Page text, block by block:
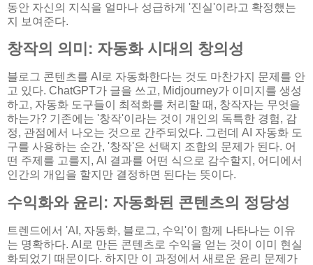
동안 자신의 지식을 얼마나 성급하게 '진실'이라고 확정했는
지 보여준다.
창작의 의미: 자동화 시대의 창의성
블로그 콘텐츠를 AI로 자동화한다는 것도 마찬가지 문제를 안
고 있다. ChatGPT가 글을 쓰고, Midjourney가 이미지를 생성
하고, 자동화 도구들이 최적화를 처리할 때, 창작자는 무엇을
하는가? 기존에는 '창작'이라는 것이 개인의 독특한 경험, 감
정, 관점에서 나오는 것으로 간주되었다. 그런데 AI 자동화 도
구를 사용하는 순간, '창작'은 선택지 조합의 문제가 된다. 어
떤 주제를 고를지, AI 결과를 어떤 식으로 감수할지, 어디에서
인간의 개입을 할지만 결정하면 된다는 뜻이다.
수익화와 윤리: 자동화된 콘텐츠의 정당성
트렌드에서 'AI, 자동화, 블로그, 수익'이 함께 나타나는 이유
는 명확하다. AI로 만든 콘텐츠로 수익을 얻는 것이 이미 현실
화되었기 때문이다. 하지만 이 과정에서 새로운 윤리 문제가